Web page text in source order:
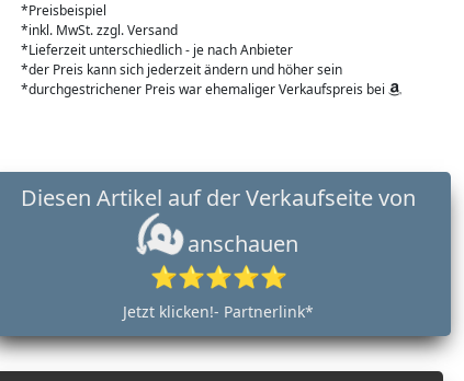
*Preisbeispiel
*inkl. MwSt. zzgl. Versand
*Lieferzeit unterschiedlich - je nach Anbieter
*der Preis kann sich jederzeit ändern und höher sein
*durchgestrichener Preis war ehemaliger Verkaufspreis bei
anschauen
⭐⭐⭐⭐⭐
Jetzt klicken!- Partnerlink*